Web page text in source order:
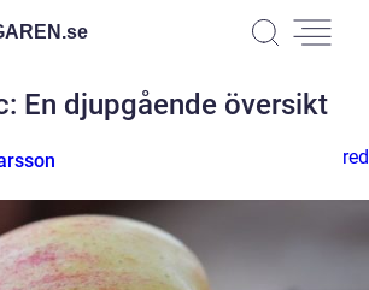
se
En djupgående översikt